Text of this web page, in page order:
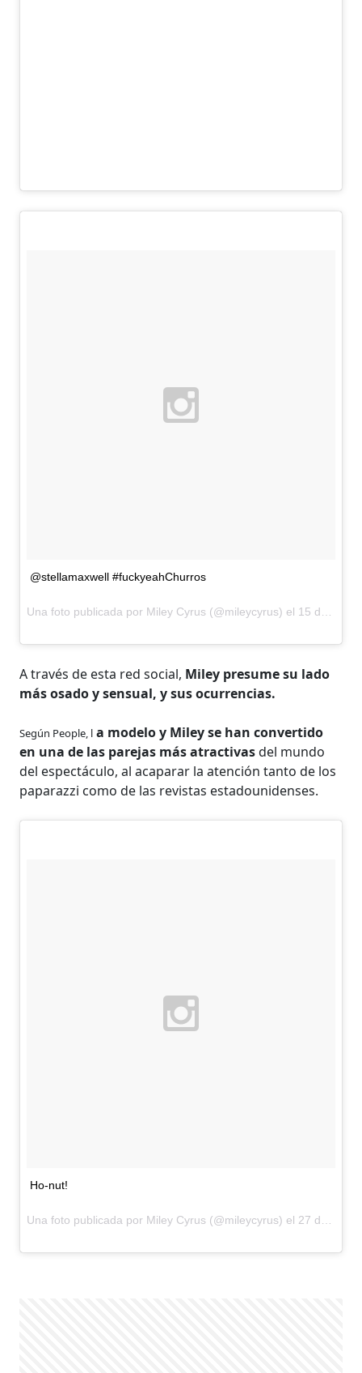
@stellamaxwell #fuckyeahChurros
Una foto publicada por Miley Cyrus (@mileycyrus) el 15 de Jul de 2015 a la(s) 10:48 PDT
A través de esta red social, Miley presume su lado
más osado y sensual, y sus ocurrencias.
Según People, l a modelo y Miley se han convertido
en una de las parejas más atractivasdel mundo
del espectáculo, al acaparar la atención tanto de los
paparazzi como de las revistas estadounidenses.
Ho-nut!
Una foto publicada por Miley Cyrus (@mileycyrus) el 27 de Jul de 2015 a la(s) 9:46 PDT